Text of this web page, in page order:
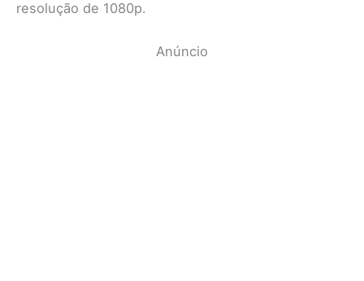
resolução de 1080p.
Anúncio